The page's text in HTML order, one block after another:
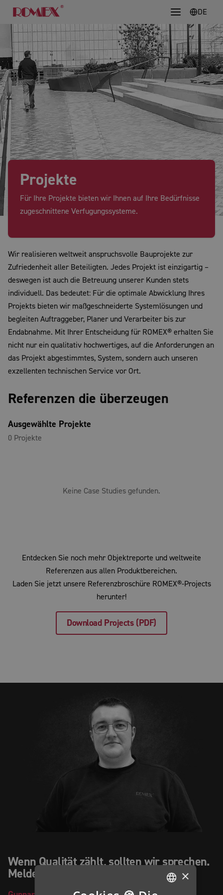
DE
Projekte
Für Ihre Projekte bieten wir Ihnen auf Ihre Bedürfnisse
zugeschnittene Verfugungssysteme.
Wir realisieren weltweit anspruchsvolle Bauprojekte zur
Zufriedenheit aller Beteiligten. Jedes Projekt ist einzigartig –
deswegen ist auch die Betreuung unserer Kunden stets
individuell. Das bedeutet: Für die optimale Abwicklung Ihres
Projekts bieten wir maßgeschneiderte Systemlösungen und
begleiten Auftraggeber, Planer und Verarbeiter bis zur
Endabnahme. Mit Ihrer Entscheidung für ROMEX® erhalten Sie
nicht nur ein qualitativ hochwertiges, auf die Anforderungen an
das Projekt abgestimmtes, System, sondern auch unseren
exzellenten technischen Service vor Ort.
Referenzen die überzeugen
Ausgewählte Projekte
0 Projekte
Keine Case Studies gefunden.
Entdecken Sie noch mehr Objektreporte und weltweite
Referenzen aus allen Produktbereichen.
Laden Sie jetzt unsere Referenzbroschüre ROMEX®-Projects
herunter!
Download Projects (PDF)
Wenn Qualität zählt, sollten wir sprechen.
Melden Sie sich gern direkt bei mir. ×